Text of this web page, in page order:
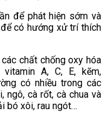
để phát hiện sớm và
có hướng xử trí thích
chất chống oxy hóa
A, C, E, kẽm,
có nhiều trong các
ngô, cà rốt, cà chua và
bó xôi, rau ngót…